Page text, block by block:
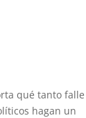
qué tanto falle
hagan un